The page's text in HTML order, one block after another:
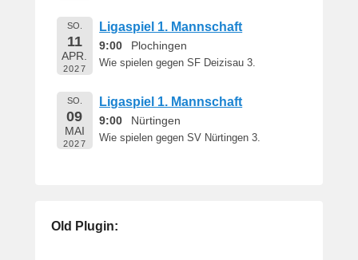
SO.
11
APR.
2027
Ligaspiel 1. Mannschaft
9:00 Plochingen
Wie spielen gegen SF Deizisau 3.
SO.
09
MAI
2027
Ligaspiel 1. Mannschaft
9:00 Nürtingen
Wie spielen gegen SV Nürtingen 3.
Old Plugin: